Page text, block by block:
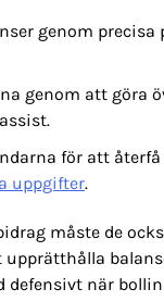
genom precisa
genom att göra
för att
uppgifter.
måste de
defensivt när